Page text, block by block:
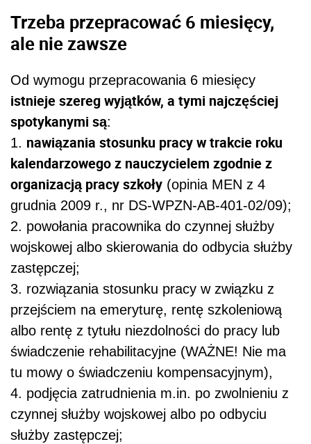
Trzeba przepracować 6 miesięcy,
ale nie zawsze
Od wymogu przepracowania 6 miesięcy
istnieje szereg wyjątków, a tymi najczęściej
spotykanymi są:
1. nawiązania stosunku pracy w trakcie roku
kalendarzowego z nauczycielem zgodnie z
organizacją pracy szkoły (opinia MEN z 4
grudnia 2009 r., nr DS-WPZN-AB-401-02/09);
2. powołania pracownika do czynnej służby
wojskowej albo skierowania do odbycia służby
zastępczej;
3. rozwiązania stosunku pracy w związku z
przejściem na emeryturę, rentę szkoleniową
albo rentę z tytułu niezdolności do pracy lub
świadczenie rehabilitacyjne (WAŻNE! Nie ma
tu mowy o świadczeniu kompensacyjnym),
4. podjęcia zatrudnienia m.in. po zwolnieniu z
czynnej służby wojskowej albo po odbyciu
służby zastępczej;